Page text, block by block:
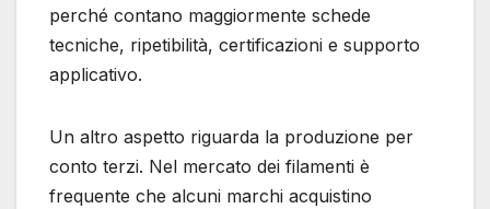
perché contano maggiormente schede
tecniche, ripetibilità, certificazioni e supporto
applicativo.
Un altro aspetto riguarda la produzione per
conto terzi. Nel mercato dei filamenti è
frequente che alcuni marchi acquistino